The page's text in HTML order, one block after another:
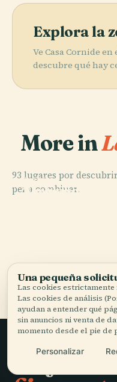
Explora la
Ve Casa Cornide en
descubre qué hay
More in
93 lugares por
pena combinar.
PLACE
Torre de
PLACE
Archivo del
Los 93
Viajar
Una pequeña
Las cookies
Las cookies de análisis
ayudan a entender qué
sin anuncios ni venta de
momento desde el pie de
Personalizar